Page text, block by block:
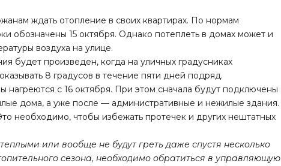
ждать отопление в своих квартирах. По нормам
обозначены 15 октября. Однако потеплеть в домах может и
воздуха на улице.
будет произведен, когда на уличных градусниках
8 градусов в течение пяти дней подряд.
нагреются с 16 октября. При этом сначала будут подключены
дома, а уже после — административные и нежилые здания.
необходимо, чтобы избежать протечек и других нештатных
или вообще не будут греть даже спустя несколько
сезона, необходимо обратиться в управляющую